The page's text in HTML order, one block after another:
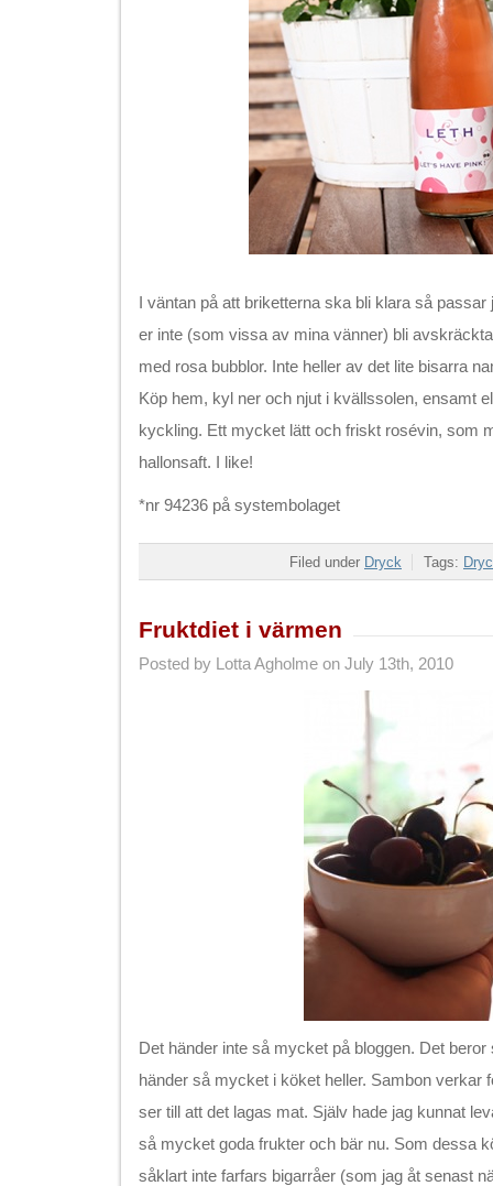
I väntan på att briketterna ska bli klara så
er inte (som vissa av mina vänner) bli
med rosa bubblor. Inte heller av det lite bisarra
Köp hem, kyl ner och njut i kvällssolen, ensamt
kyckling. Ett mycket lätt och friskt rosévin, som
hallonsaft. I like!
*nr 94236 på systembolaget
Filed under Dryck Tags:
Fruktdiet i värmen
Posted by Lotta Agholme on July 13th, 2010
Det händer inte så mycket på bloggen. Det beror
händer så mycket i köket heller. Sambon verkar
ser till att det lagas mat. Själv hade jag kunnat
så mycket goda frukter och bär nu. Som dessa
såklart inte farfars bigarråer (som jag åt senast